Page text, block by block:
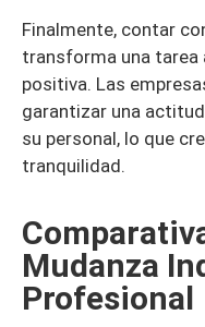
Finalmente, contar
transforma una tarea
positiva. Las
garantizar una
su personal, lo que
tranquilidad.
Mudanza
Profesional